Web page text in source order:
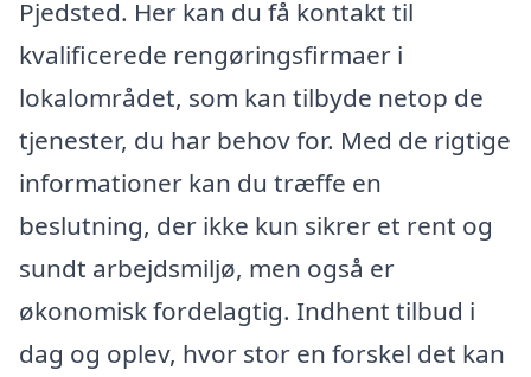
Pjedsted. Her kan du få kontakt til
kvalificerede rengøringsfirmaer i
lokalområdet, som kan tilbyde netop de
tjenester, du har behov for. Med de rigtige
informationer kan du træffe en
beslutning, der ikke kun sikrer et rent og
sundt arbejdsmiljø, men også er
økonomisk fordelagtig. Indhent tilbud i
dag og oplev, hvor stor en forskel det kan